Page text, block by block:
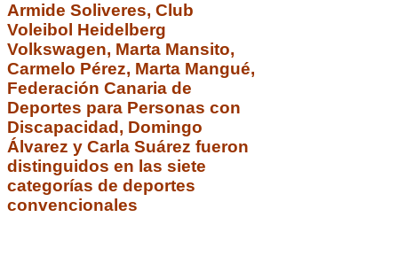
Armide Soliveres, Club
Voleibol Heidelberg
Volkswagen, Marta Mansito,
Carmelo Pérez, Marta Mangué,
Federación Canaria de
Deportes para Personas con
Discapacidad, Domingo
Álvarez y Carla Suárez fueron
distinguidos en las siete
categorías de deportes
convencionales